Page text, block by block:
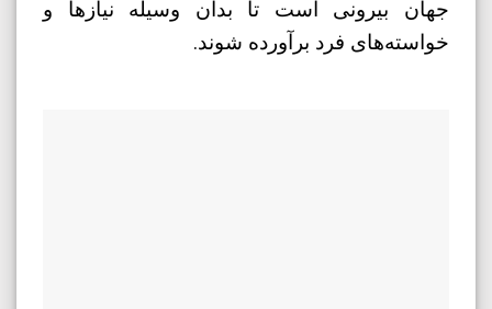
جهان بیرونی است تا بدان وسیله نیازها و
خواسته‌های فرد برآورده شوند.